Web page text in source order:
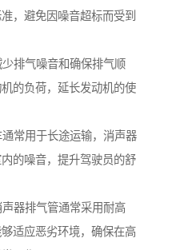
，避免因噪音超标而受到
排气噪音和确保排气顺
的负荷，延长发动机的使
常用于长途运输，消声器
的噪音，提升驾驶员的舒
器排气管通常采用耐高
适应恶劣环境，确保在高